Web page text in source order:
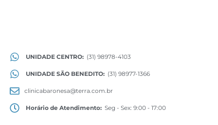
UNIDADE CENTRO: (31) 98978-4103
UNIDADE SÃO BENEDITO: (31) 98977-1366
clinicabaronesa@terra.com.br
Horário de Atendimento: Seg - Sex: 9:00 - 17:00